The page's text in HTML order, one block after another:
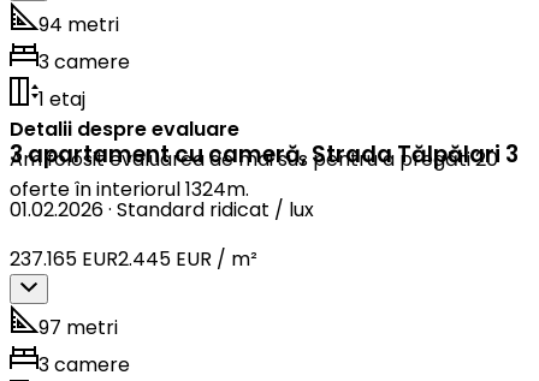
94 metri
3 camere
1 etaj
Detalii despre evaluare
Am folosit evaluarea de mai sus pentru a pregăti 20
oferte în interiorul 1324m.
3 apartament cu cameră,Strada Tălpălari 3
01.02.2026· Standard ridicat / lux
237.165 EUR2.445 EUR / m²
97 metri
3 camere